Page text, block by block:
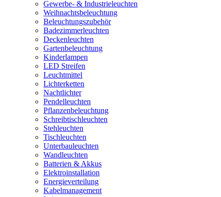
Gewerbe- & Industrieleuchten
Weihnachtsbeleuchtung
Beleuchtungszubehör
Badezimmerleuchten
Deckenleuchten
Gartenbeleuchtung
Kinderlampen
LED Streifen
Leuchtmittel
Lichterketten
Nachtlichter
Pendelleuchten
Pflanzenbeleuchtung
Schreibtischleuchten
Stehleuchten
Tischleuchten
Unterbauleuchten
Wandleuchten
Batterien & Akkus
Elektroinstallation
Energieverteilung
Kabelmanagement